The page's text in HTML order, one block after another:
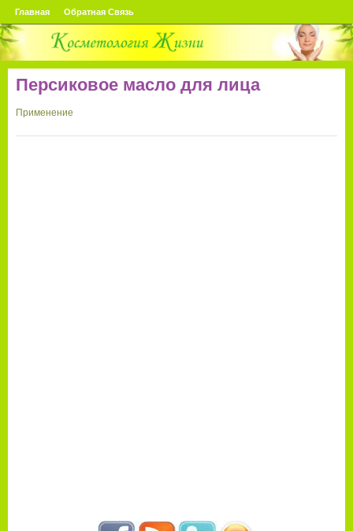
Главная Обратная Связь
Персиковое масло для лица
Применение